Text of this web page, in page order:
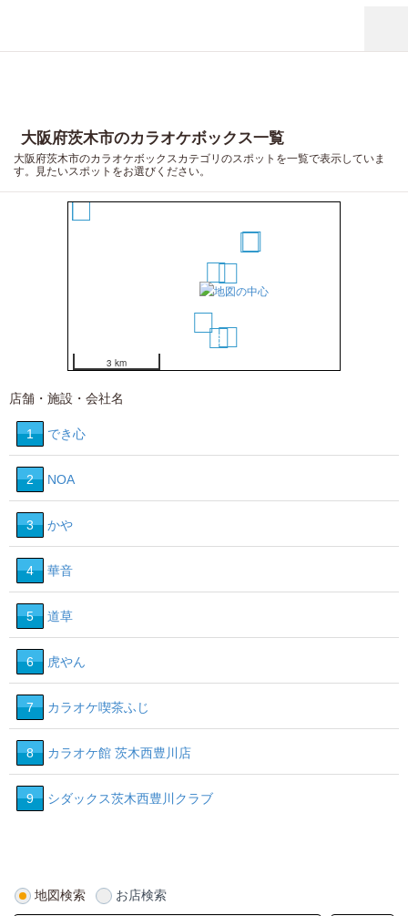
大阪府茨木市のカラオケボックス一覧
大阪府茨木市のカラオケボックスカテゴリのスポットを一覧で表示していま
す。見たいスポットをお選びください。
6
3 km
店舗・施設・会社名
1 でき心
2 NOA
3 かや
4 華音
5 道草
6 虎やん
7 カラオケ喫茶ふじ
8 カラオケ館 茨木西豊川店
9 シダックス茨木西豊川クラブ
地図検索 お店検索